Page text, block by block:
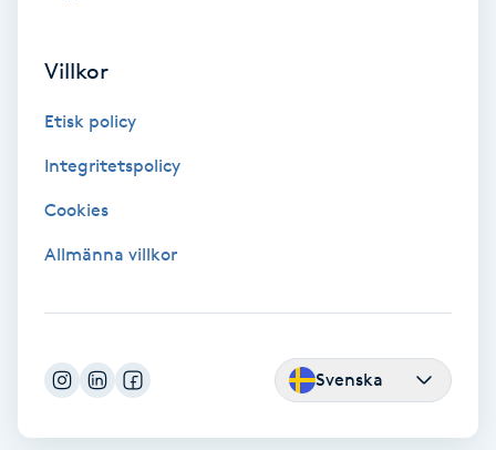
Frekvensterapi
Villkor
Etisk policy
Integritetspolicy
Cookies
Allmänna villkor
Svenska